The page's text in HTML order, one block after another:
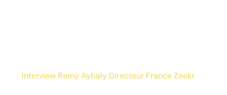
Interview Remy Aybaly Directeur France Zeekr